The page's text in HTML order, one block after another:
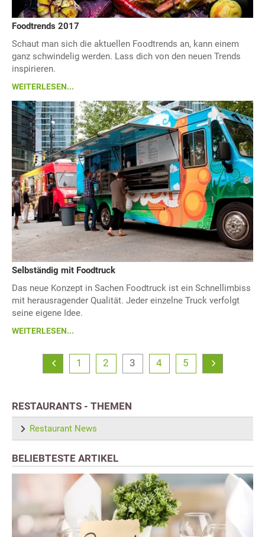
Foodtrends 2017
Schaut man sich die aktuellen Foodtrends an, kann einem
ganz schwindelig werden. Lass dich von den neuen Trends
inspirieren.
WEITERLESEN...
Selbständig mit Foodtruck
Das neue Konzept in Sachen Foodtruck ist ein Schnellimbiss
mit herausragender Qualität. Jeder einzelne Truck verfolgt
seine eigene Idee.
WEITERLESEN...
1 2 3 4 5
RESTAURANTS - THEMEN
Restaurant News
BELIEBTESTE ARTIKEL